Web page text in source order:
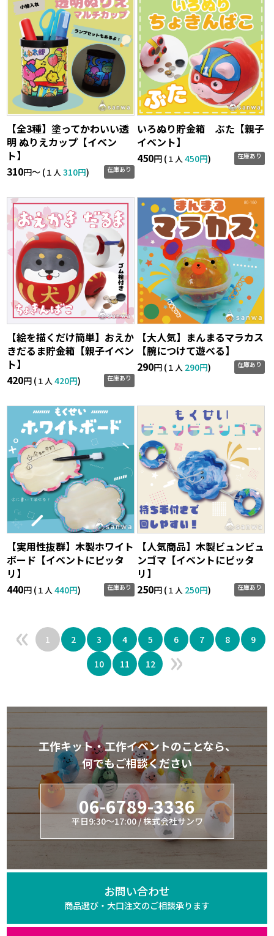
【全3種】塗ってかわいい透
明 ぬりえカップ【イベン
ト】
310円〜 (１人310円) 在庫あり
いろぬり貯金箱 ぶた【親子
イベント】
450円 (１人 450円) 在庫あり
【絵を描くだけ簡単】おえか
きだるま貯金箱【親子イベン
ト】
420円 (１人420円) 在庫あり
【大人気】まんまるマラカス
【腕につけて遊べる】
290円 (１人 290円) 在庫あり
【実用性抜群】木製ホワイト
ボード【イベントにピッタ
リ】
440円 (１人440円) 在庫あり
【人気商品】木製ビュンビュ
ンゴマ【イベントにピッタ
リ】
250円 (１人 250円) 在庫あり
« 1 2 3 4 5 6 7 8
9
10
11 12 »
工作キット・工作イベントのことなら、
何でもご相談ください
06-6789-3336
平日9:30～17:00 / 株式会社サンワ
お問い合わせ
商品選び・大口注文のご相談承ります